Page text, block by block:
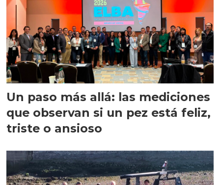
Un paso más allá: las mediciones
que observan si un pez está feliz,
triste o ansioso